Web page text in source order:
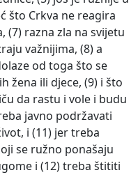
što Crkva ne reagira
(7) razna zla na svijetu
važnijima, (8) a
od toga što se
žena ili djece, (9) i što
da rastu i vole i budu
javno podržavati
i (11) jer treba
se ružno ponašaju
i (12) treba štititi